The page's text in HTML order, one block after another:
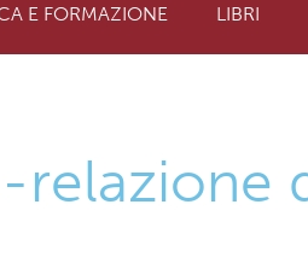
E FORMAZIONE LIBRI
relazione